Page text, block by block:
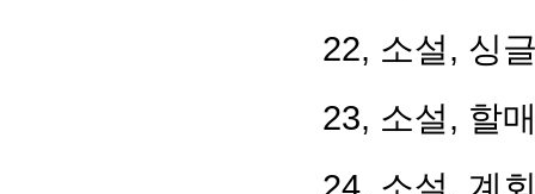
22, 소설, 싱
23, 소설, 할